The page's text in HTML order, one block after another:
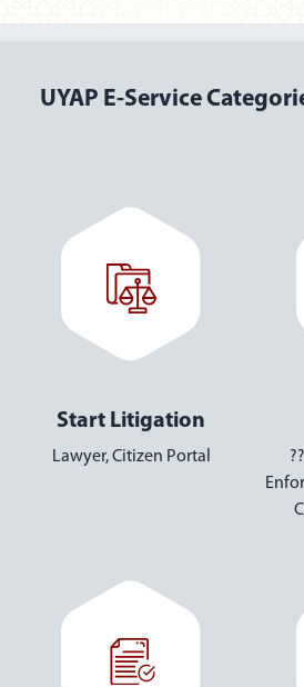
UYAP E-Service
Start Enforcement
Proceedings